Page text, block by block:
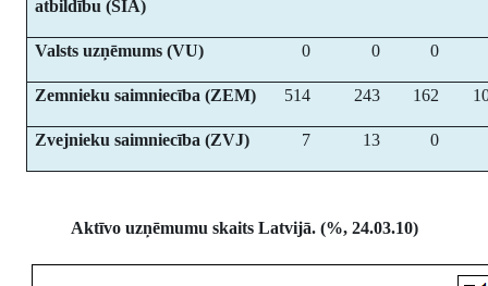
atbildību (SIA)
Valsts uzņēmums (VU) 0 0 0
Zemnieku saimniecība (ZEM) 514 243 162
Zvejnieku saimniecība (ZVJ) 7 13 0
Aktīvo uzņēmumu skaits Latvijā. (%, 24.03.10)